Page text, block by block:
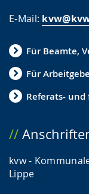
E-Mail:
Für Beamte,
Für
Referats-
kvw -
Lippe